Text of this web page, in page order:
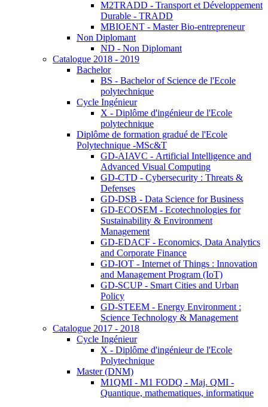
M2TRADD - Transport et Développement
Durable - TRADD
MBIOENT - Master Bio-entrepreneur
Non Diplomant
ND - Non Diplomant
Catalogue 2018 - 2019
Bachelor
BS - Bachelor of Science de l'Ecole
polytechnique
Cycle Ingénieur
X - Diplôme d'ingénieur de l'Ecole
polytechnique
Diplôme de formation gradué de l'Ecole
Polytechnique -MSc&T
GD-AIAVC - Artificial Intelligence and
Advanced Visual Computing
GD-CTD - Cybersecurity : Threats &
Defenses
GD-DSB - Data Science for Business
GD-ECOSEM - Ecotechnologies for
Sustainability & Environment
Management
GD-EDACF - Economics, Data Analytics
and Corporate Finance
GD-IOT - Internet of Things : Innovation
and Management Program (IoT)
GD-SCUP - Smart Cities and Urban
Policy
GD-STEEM - Energy Environment :
Science Technology & Management
Catalogue 2017 - 2018
Cycle Ingénieur
X - Diplôme d'ingénieur de l'Ecole
Polytechnique
Master (DNM)
M1QMI - M1 FODQ - Maj. QMI -
Quantique, mathematiques, informatique